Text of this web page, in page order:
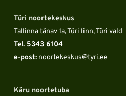
Türi noortekeskus
Tallinna tänav 1a, Türi linn, Türi vald
Tel. 5343 6104
e-post: noortekeskus@tyri.ee
Käru noortetuba